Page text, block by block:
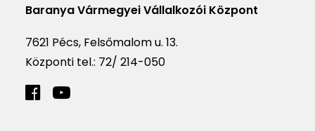
Baranya Vármegyei Vállalkozói Központ
7621 Pécs, Felsőmalom u. 13.
Központi tel.: 72/ 214-050